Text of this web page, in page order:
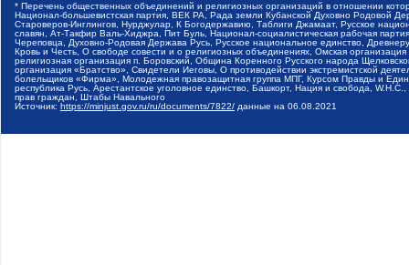
* Перечень общественных объединений и религиозных организаций в отношении
Национал-большевистская партия, ВЕК РА, Рада земли Кубанской Духовно Родовой
Староверов-Инглингов, Нурджулар, К Богодержавию, Таблиги Джамаат, Русское
славян, Ат-Такфир Валь-Хиджра, Пит Буль, Национал-социалистическая рабочая
Череповца, Духовно-Родовая Держава Русь, Русское национальное единство,
Кровь и Честь, О свободе совести и о религиозных объединениях, Омская
религиозная организация п. Боровский, Община Коренного Русского народа
организация «Братство», Свидетели Иеговы, О противодействии экстремистской
болельщиков «Фирма», Молодежная правозащитная группа МПГ, Курсом Правды и
республика Русь, Арестантское уголовное единство, Башкорт, Нация и свобода,
прав граждан, Штабы Навального
Источник: https://minjust.gov.ru/ru/documents/7822/ данные на 06.08.2021